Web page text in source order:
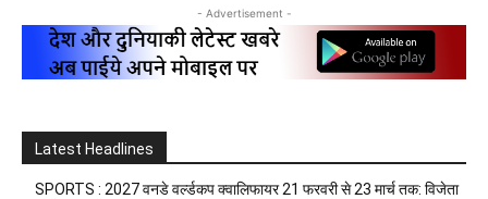
- Advertisement -
Latest Headlines
SPORTS : 2027 वनडे वर्ल्डकप क्वालिफायर 21 फरवरी से 23 मार्च तक: विजेता